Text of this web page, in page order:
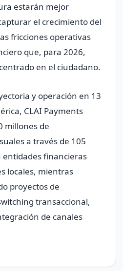
estarán mejor
el crecimiento del
fricciones operativas
que, para 2026,
en el ciudadano.
y operación en 13
CLAI Payments
millones de
a través de 105
entidades financieras
locales, mientras
proyectos de
transaccional,
de canales